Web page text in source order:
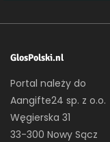
GlosPolski.nl
Portal należy do
Aangifte24 sp. z o.o.
Węgierska 31
33-300 Nowy Sącz